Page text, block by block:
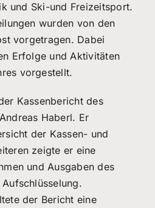
und Ski-und Freizeitsport.
wurden von den
vorgetragen. Dabei
Erfolge und Aktivitäten
vorgestellt.
Kassenbericht des
Haberl. Er
der Kassen- und
zeigte er eine
und Ausgaben des
der Bericht eine